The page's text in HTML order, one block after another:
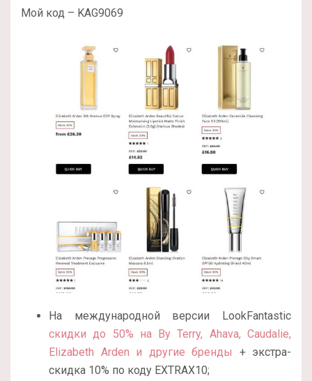
Мой код – KAG9069
На международной версии LookFantastic
скидки до 50% на By Terry, Ahava, Caudalie,
Elizabeth Arden и другие бренды
+ экстра-
скидка 10% по коду EXTRAX10;